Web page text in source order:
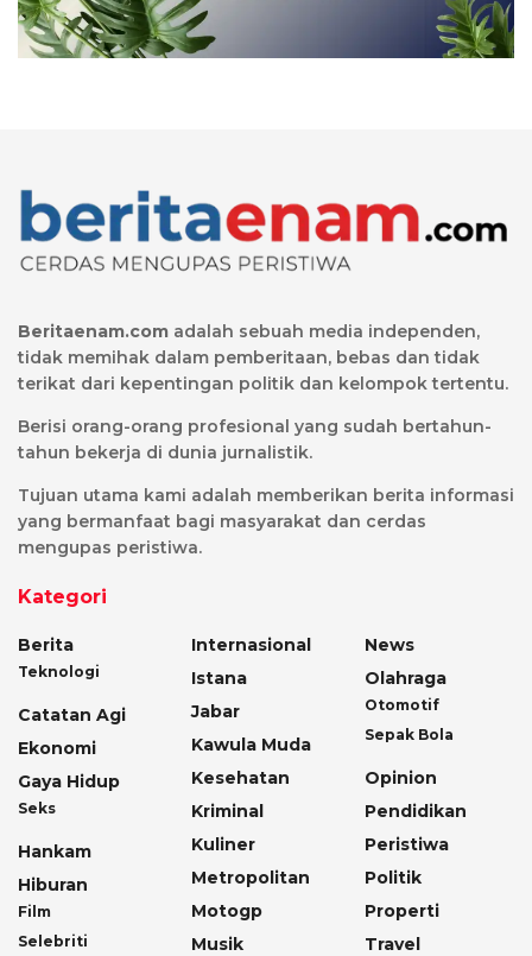
Beritaenam.com adalah sebuah media independen,
tidak memihak dalam pemberitaan, bebas dan tidak
terikat dari kepentingan politik dan kelompok tertentu.
Berisi orang-orang profesional yang sudah bertahun-
tahun bekerja di dunia jurnalistik.
Tujuan utama kami adalah memberikan berita informasi
yang bermanfaat bagi masyarakat dan cerdas
mengupas peristiwa.
Kategori
Berita
Teknologi
Catatan Agi
Ekonomi
Gaya Hidup
Seks
Hankam
Hiburan
Film
Selebriti
Internasional
Istana
Jabar
Kawula Muda
Kesehatan
Kriminal
Kuliner
Metropolitan
Motogp
Musik
News
Olahraga
Otomotif
Sepak Bola
Opinion
Pendidikan
Peristiwa
Politik
Properti
Travel